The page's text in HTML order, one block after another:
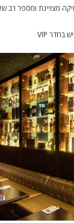
מצויינת ומספר רב